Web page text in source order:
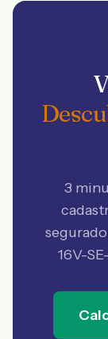
3
16V-